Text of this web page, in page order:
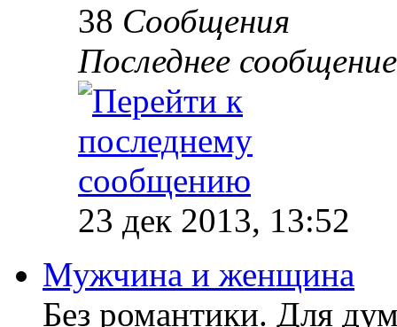
38 Сообщения
Последнее сообщение
23 дек 2013, 13:52
Мужчина и женщина
Без романтики. Для